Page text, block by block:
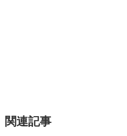
関連記事